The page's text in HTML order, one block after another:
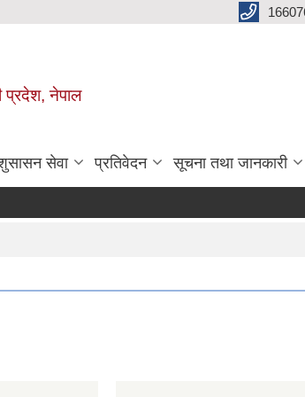
प्रदेश, नेपाल
सेवा प्रतिवेदन सूचना तथा जानकारी